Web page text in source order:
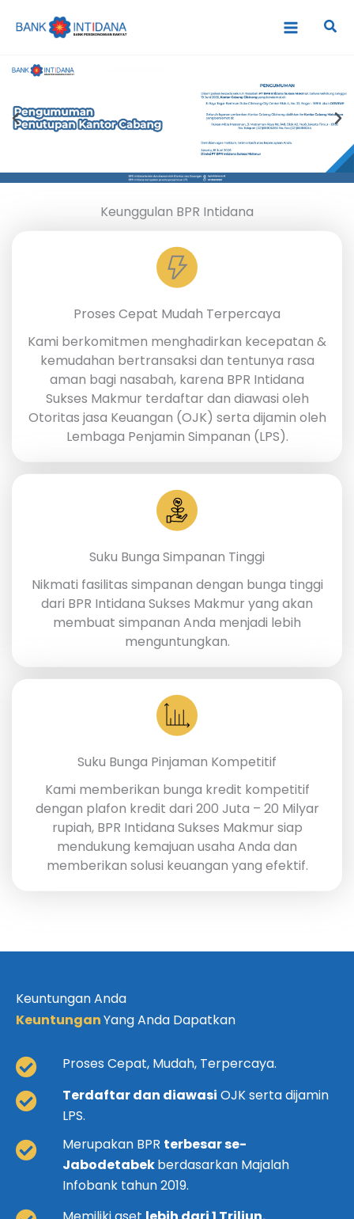
Cari
Keunggulan BPR Intidana
Proses Cepat Mudah Terpercaya
Kami berkomitmen menghadirkan kecepatan &
kemudahan bertransaksi dan tentunya rasa
aman bagi nasabah, karena BPR Intidana
Sukses Makmur terdaftar dan diawasi oleh
Otoritas jasa Keuangan (OJK) serta dijamin oleh
Lembaga Penjamin Simpanan (LPS).
Suku Bunga Simpanan Tinggi
Nikmati fasilitas simpanan dengan bunga tinggi
dari BPR Intidana Sukses Makmur yang akan
membuat simpanan Anda menjadi lebih
menguntungkan.
Suku Bunga Pinjaman Kompetitif
Kami memberikan bunga kredit kompetitif
dengan plafon kredit dari 200 Juta – 20 Milyar
rupiah, BPR Intidana Sukses Makmur siap
mendukung kemajuan usaha Anda dan
memberikan solusi keuangan yang efektif.
Keuntungan Anda
KeuntunganYang Anda Dapatkan
Proses Cepat, Mudah, Terpercaya.
Terdaftar dan diawasi OJK serta dijamin
LPS.
Merupakan BPR terbesar se-
Jabodetabekberdasarkan Majalah
Infobank tahun 2019.